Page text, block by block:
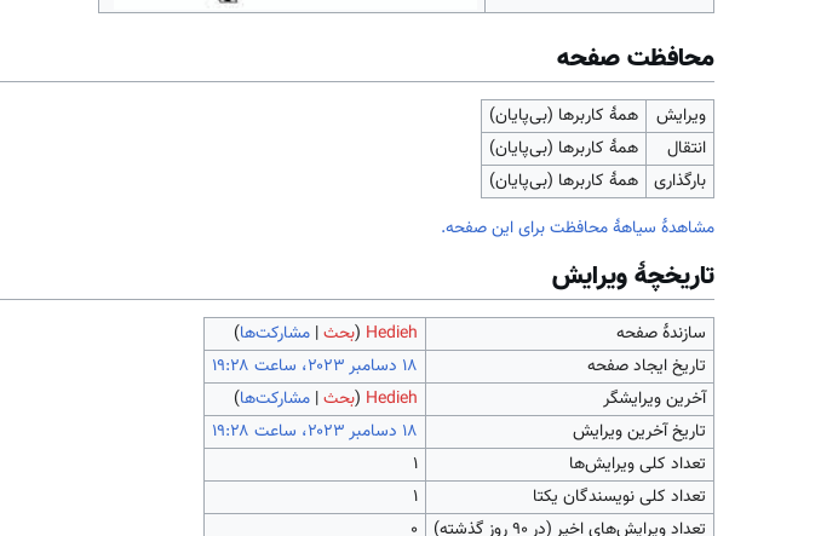
محافظت صفحه
ویرایش
همهٔ کاربرها (بی‌پایان)
انتقال
همهٔ کاربرها (بی‌پایان)
بارگذاری
همهٔ کاربرها (بی‌پایان)
مشاهدۀ سیاهۀ محافظت برای این صفحه.
تاریخچۀ ویرایش
سازندۀ صفحه Hedieh
(بحث| مشارکت‌ها)
تاریخ ایجاد صفحه
آخرین ویرایشگر
Hedieh
(بحث| مشارکت‌ها)
تاریخ آخرین ویرایش
تعداد کلی ویرایش‌ها
۱
تعداد کلی نویسندگان یکتا
۱
تعداد ویرایش‌های اخیر (در ۹۰ روز گذشته)
۰